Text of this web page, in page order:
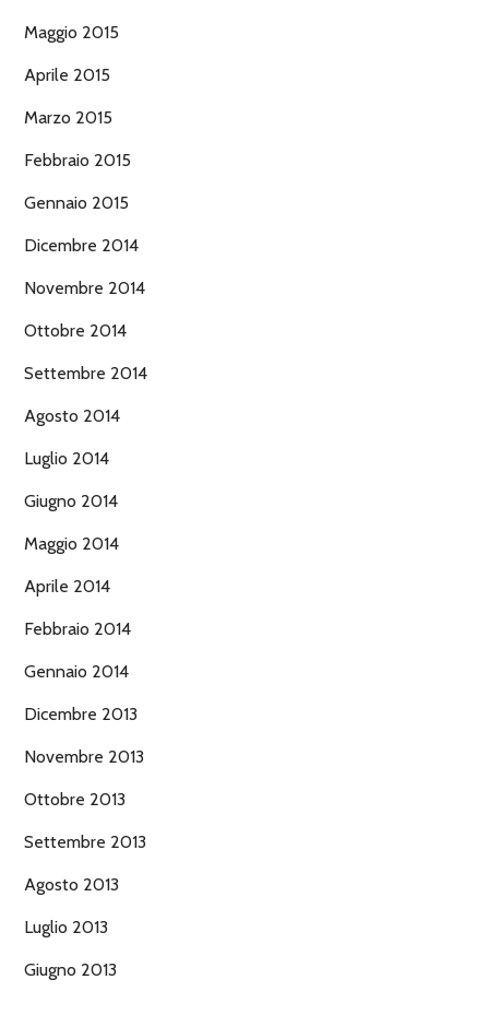
Maggio 2015
Aprile 2015
Marzo 2015
Febbraio 2015
Gennaio 2015
Dicembre 2014
Novembre 2014
Ottobre 2014
Settembre 2014
Agosto 2014
Luglio 2014
Giugno 2014
Maggio 2014
Aprile 2014
Febbraio 2014
Gennaio 2014
Dicembre 2013
Novembre 2013
Ottobre 2013
Settembre 2013
Agosto 2013
Luglio 2013
Giugno 2013